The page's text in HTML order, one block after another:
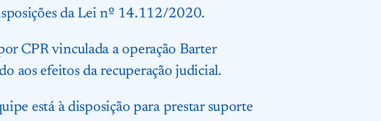
da Lei nº 14.112/2020.
CPR vinculada a operação Barter
aos efeitos da recuperação judicial.
está à disposição para prestar suporte